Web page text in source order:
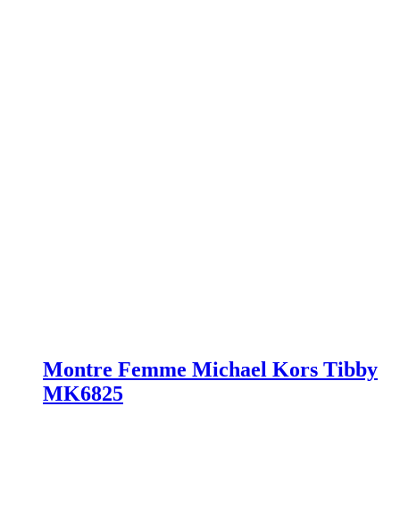
Montre Femme Michael Kors Tibby
MK6825